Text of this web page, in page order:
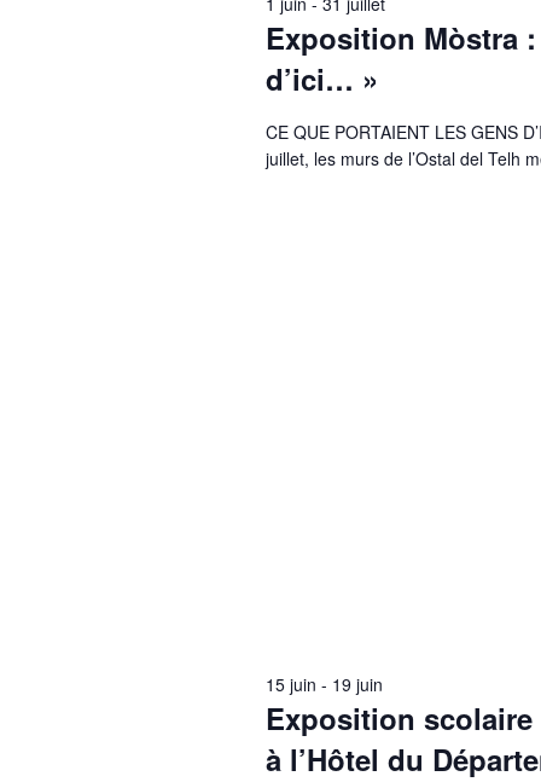
Exposition Mòstra
d’ici… »
CE QUE PORTAIENT LES GENS
juillet, les murs de l’Ostal del Telh
Exposition scolaire
à l’Hôtel du
15 juin - 19 juin